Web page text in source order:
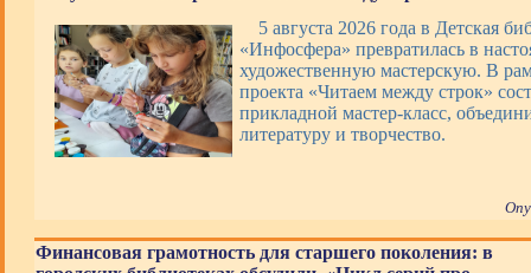
5 августа 2026 года в Детская
«Инфосфера» превратилась в
художественную мастерскую. В
проекта «Читаем между строк»
прикладной мастер-класс,
литературу и творчество.
Финансовая грамотность для старшего поколения: в